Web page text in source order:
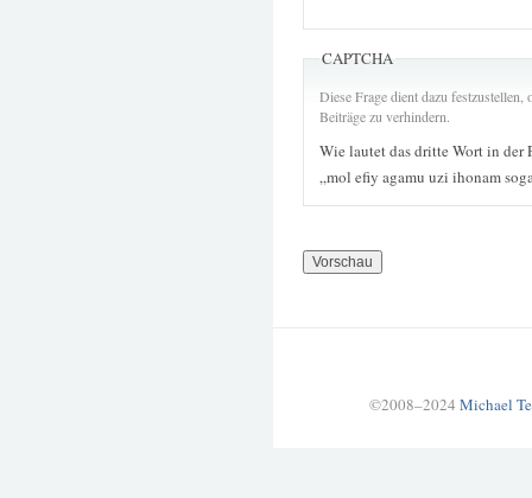
CAPTCHA
Diese Frage dient dazu
Beiträge zu verhindern.
Wie lautet das dritte Wort in der
„mol efiy agamu uzi ihonam
©2008–2024 Michael